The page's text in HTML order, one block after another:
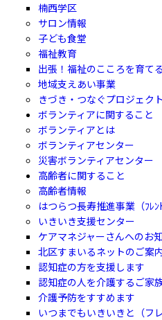
楠西学区
サロン情報
子ども食堂
福祉教育
出張！福祉のこころを育て
地域支えあい事業
きづき・つなぐプロジェクト
ボランティアに関すること
ボランティアとは
ボランティアセンター
災害ボランティアセンター
高齢者に関すること
高齢者情報
はつらつ長寿推進事業（ﾌﾚﾝﾄ
いきいき支援センター
ケアマネジャーさんへのお
北区すまいるネットのご案
認知症の方を支援します
認知症の人を介護するご家
介護予防をすすめます
いつまでもいきいきと（フ